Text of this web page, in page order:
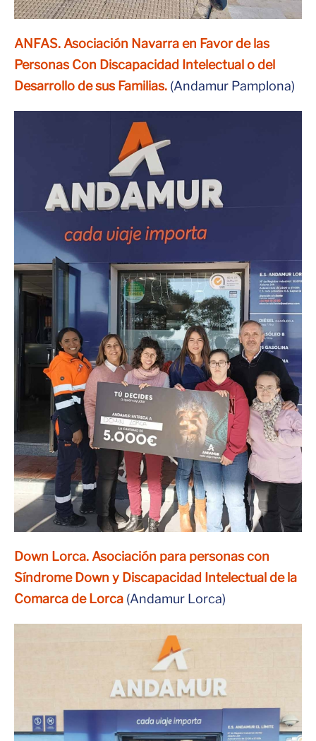
ANFAS. Asociación Navarra en Favor de las
Personas Con Discapacidad Intelectual o del
Desarrollo de sus Familias. (Andamur Pamplona)
Down Lorca. Asociación para personas con
Síndrome Down y Discapacidad Intelectual de la
Comarca de Lorca (Andamur Lorca)